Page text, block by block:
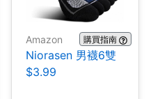
Amazon 購買指南
Niorasen 男襪6雙
$3.99